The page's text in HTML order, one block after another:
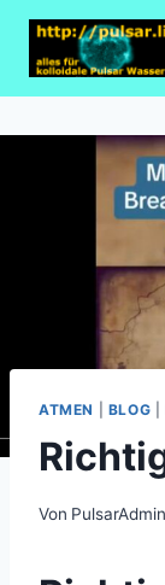
Zum
springen
ATMEN BLOG
Von PulsarAdmin